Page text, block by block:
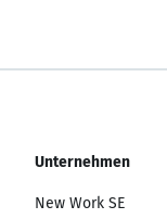
Unternehmen
New Work SE